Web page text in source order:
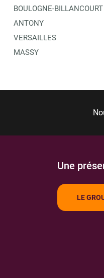
BOULOGNE-BILLANCOURT
ANTONY
VERSAILLES
MASSY
Une
LE